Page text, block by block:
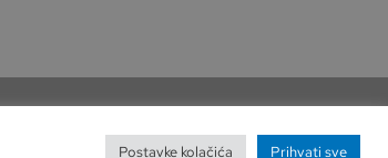
Postavke kolačića Prihvati sve